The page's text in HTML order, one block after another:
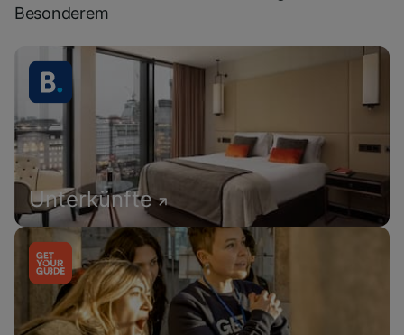
Besonderem
Unterkünfte